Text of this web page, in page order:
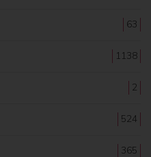
63
1138
2
524
365